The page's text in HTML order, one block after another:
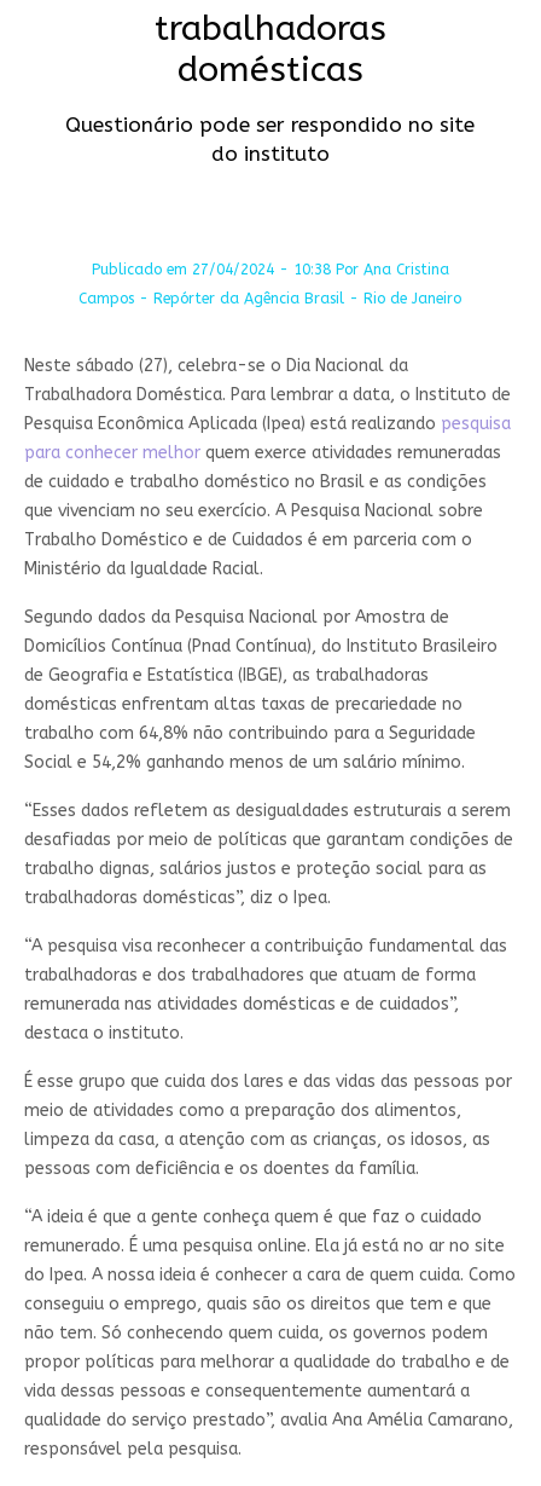
trabalhadoras
domésticas
Questionário pode ser respondido no site
do instituto
Publicado em 27/04/2024 - 10:38 Por Ana Cristina
Campos - Repórter da Agência Brasil - Rio de Janeiro
Neste sábado (27), celebra-se o Dia Nacional da
Trabalhadora Doméstica. Para lembrar a data, o Instituto de
Pesquisa Econômica Aplicada (Ipea) está realizando pesquisa
para conhecer melhorquem exerce atividades remuneradas
de cuidado e trabalho doméstico no Brasil e as condições
que vivenciam no seu exercício. A Pesquisa Nacional sobre
Trabalho Doméstico e de Cuidados é em parceria com o
Ministério da Igualdade Racial.
Segundo dados da Pesquisa Nacional por Amostra de
Domicílios Contínua (Pnad Contínua), do Instituto Brasileiro
de Geografia e Estatística (IBGE), as trabalhadoras
domésticas enfrentam altas taxas de precariedade no
trabalho com 64,8% não contribuindo para a Seguridade
Social e 54,2% ganhando menos de um salário mínimo.
“Esses dados refletem as desigualdades estruturais a serem
desafiadas por meio de políticas que garantam condições de
trabalho dignas, salários justos e proteção social para as
trabalhadoras domésticas”, diz o Ipea.
“A pesquisa visa reconhecer a contribuição fundamental das
trabalhadoras e dos trabalhadores que atuam de forma
remunerada nas atividades domésticas e de cuidados”,
destaca o instituto.
É esse grupo que cuida dos lares e das vidas das pessoas por
meio de atividades como a preparação dos alimentos,
limpeza da casa, a atenção com as crianças, os idosos, as
pessoas com deficiência e os doentes da família.
“A ideia é que a gente conheça quem é que faz o cuidado
remunerado. É uma pesquisa online. Ela já está no ar no site
do Ipea. A nossa ideia é conhecer a cara de quem cuida. Como
conseguiu o emprego, quais são os direitos que tem e que
não tem. Só conhecendo quem cuida, os governos podem
propor políticas para melhorar a qualidade do trabalho e de
vida dessas pessoas e consequentemente aumentará a
qualidade do serviço prestado”, avalia Ana Amélia Camarano,
responsável pela pesquisa.